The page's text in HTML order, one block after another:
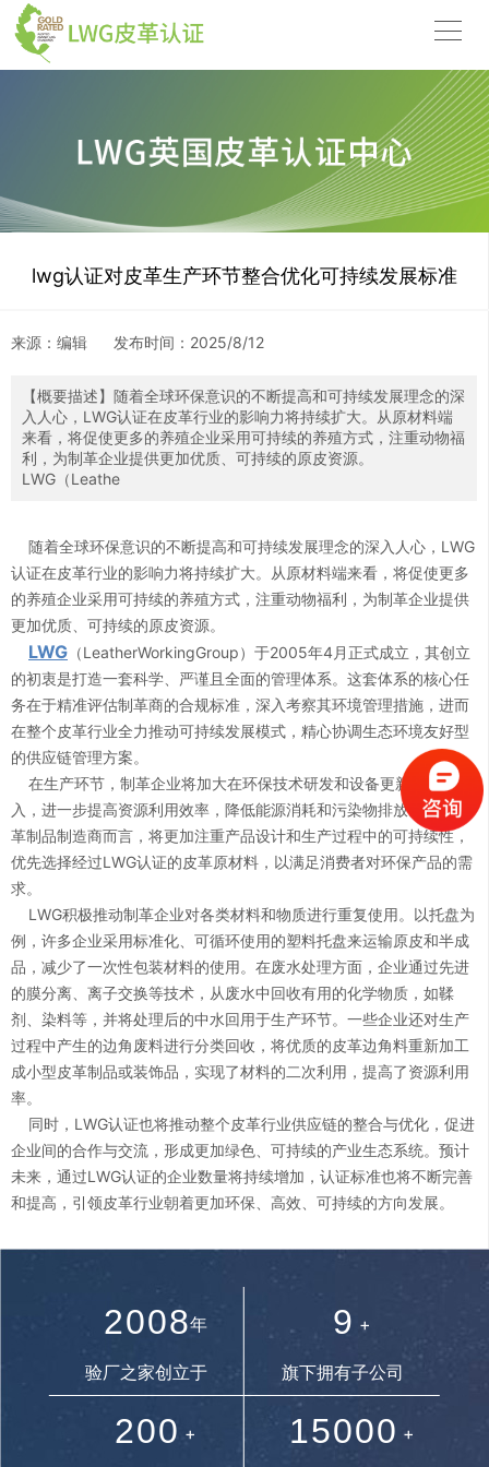
lwg认证对皮革生产环节整合优化可持续发展标准
来源：编辑 发布时间： 2025/8/12
【概要描述】 随着全球环保意识的不断提高和可持续发展理念的深
入人心，LWG认证在皮革行业的影响力将持续扩大。从原材料端
来看，将促使更多的养殖企业采用可持续的养殖方式，注重动物福
利，为制革企业提供更加优质、可持续的原皮资源。
LWG（Leathe
随着全球环保意识的不断提高和可持续发展理念的深入人心，LWG
认证在皮革行业的影响力将持续扩大。从原材料端来看，将促使更多
的养殖企业采用可持续的养殖方式，注重动物福利，为制革企业提供
更加优质、可持续的原皮资源。
LWG （LeatherWorkingGroup）于2005年4月正式成立，其创立
的初衷是打造一套科学、严谨且全面的管理体系。这套体系的核心任
务在于精准评估制革商的合规标准，深入考察其环境管理措施，进而
在整个皮革行业全力推动可持续发展模式，精心协调生态环境友好型
的供应链管理方案。
在生产环节，制革企业将加大在环保技术研发和设备更新方面的投
入，进一步提高资源利用效率，降低能源消耗和污染物排放。对于皮
革制品制造商而言，将更加注重产品设计和生产过程中的可持续性，
优先选择经过LWG认证的皮革原材料，以满足消费者对环保产品的需
求。
LWG积极推动制革企业对各类材料和物质进行重复使用。以托盘为
例，许多企业采用标准化、可循环使用的塑料托盘来运输原皮和半成
品，减少了一次性包装材料的使用。在废水处理方面，企业通过先进
的膜分离、离子交换等技术，从废水中回收有用的化学物质，如鞣
剂、染料等，并将处理后的中水回用于生产环节。一些企业还对生产
过程中产生的边角废料进行分类回收，将优质的皮革边角料重新加工
成小型皮革制品或装饰品，实现了材料的二次利用，提高了资源利用
率。
同时，LWG认证也将推动整个皮革行业供应链的整合与优化，促进
企业间的合作与交流，形成更加绿色、可持续的产业生态系统。预计
未来，通过LWG认证的企业数量将持续增加，认证标准也将不断完善
和提高，引领皮革行业朝着更加环保、高效、可持续的方向发展。
0
1
2
3
0
1
0
1
1
2
3
4
5
6
7
8
9
年
验厂之家创立于
0
2
3
4
5
6
7
8
9
.
+
旗下拥有子公司
1
200 +
0
1
0
1
2
4
5000 +